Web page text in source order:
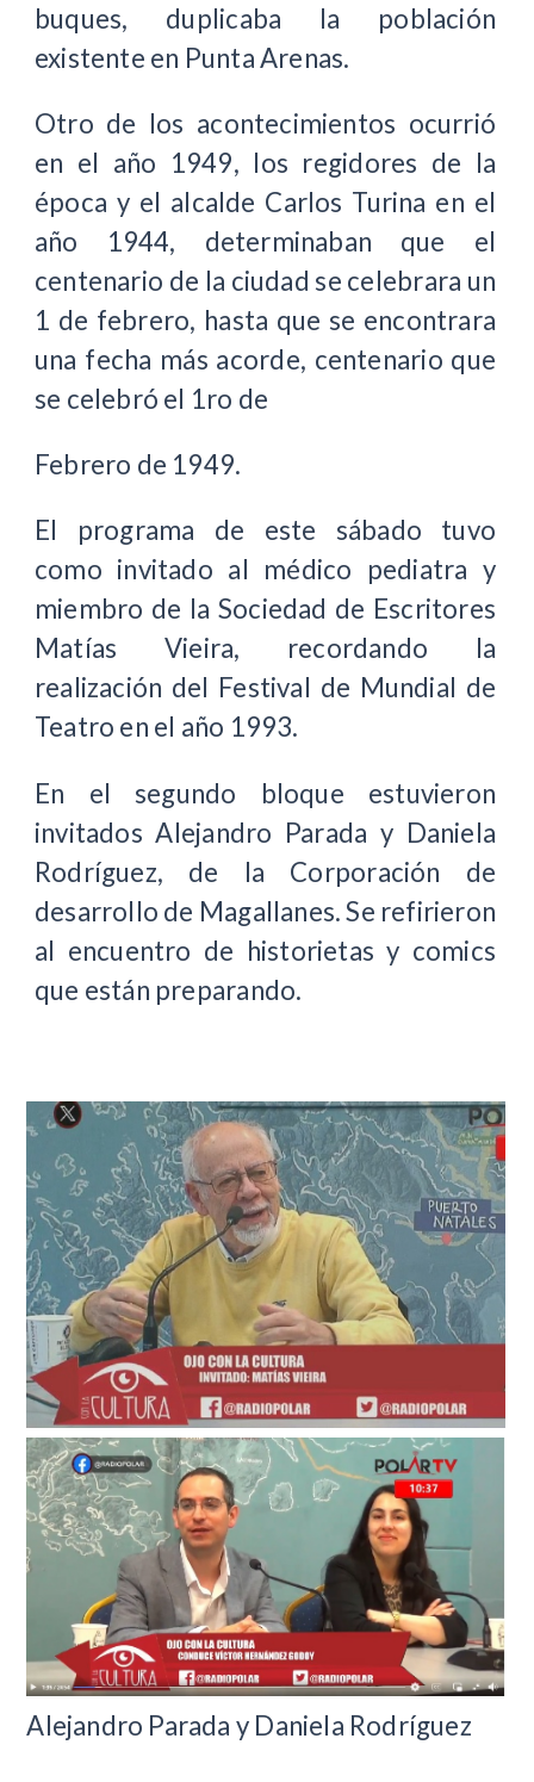
buques, duplicaba la población
existente en Punta Arenas.
Otro de los acontecimientos ocurrió
en el año 1949, los regidores de la
época y el alcalde Carlos Turina en el
año 1944, determinaban que el
centenario de la ciudad se celebrara un
1 de febrero, hasta que se encontrara
una fecha más acorde, centenario que
se celebró el 1ro de
Febrero de 1949.
El programa de este sábado tuvo
como invitado al médico pediatra y
miembro de la Sociedad de Escritores
Matías Vieira, recordando la
realización del Festival de Mundial de
Teatro en el año 1993.
En el segundo bloque estuvieron
invitados Alejandro Parada y Daniela
Rodríguez, de la Corporación de
desarrollo de Magallanes. Se refirieron
al encuentro de historietas y comics
que están preparando.
Alejandro Parada y Daniela Rodríguez